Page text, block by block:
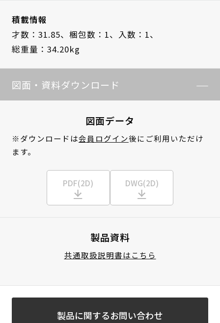
積載情報
才数：31.85、 梱包数：1、 入数：1、
総重量：34.20kg
図面・資料ダウンロード
図面データ
※ダウンロードは会員ログイン後にご利用いただけ
ます。
PDF(2D) DWG(2D)
製品資料
共通取扱説明書はこちら
製品に関するお問い合わせ